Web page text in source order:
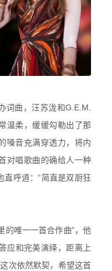
词曲，汪苏泷和G.E.M.
温柔，缓缓勾勒出了那
嗓音充满穿透力，将内
对唱歌曲的确给人一种
直呼道：“简直是双厨狂
的唯一一首合作曲”，他
应和完美演绎，距离上
次依然默契，希望这首